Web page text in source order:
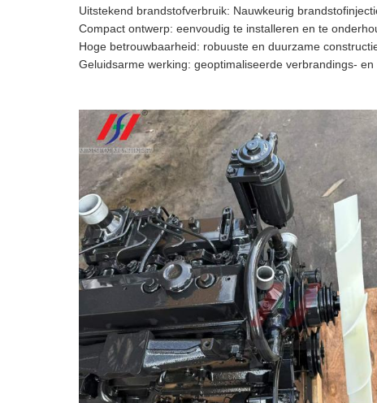
Uitstekend brandstofverbruik: Nauwkeurig
Compact ontwerp: eenvoudig te installeren en te
Hoge betrouwbaarheid: robuuste en duurzame
Geluidsarme werking: geoptimaliseerde verbrandings-